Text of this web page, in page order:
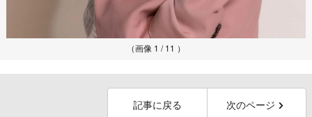
（画像 1 / 11 ）
記事に戻る 次のページ